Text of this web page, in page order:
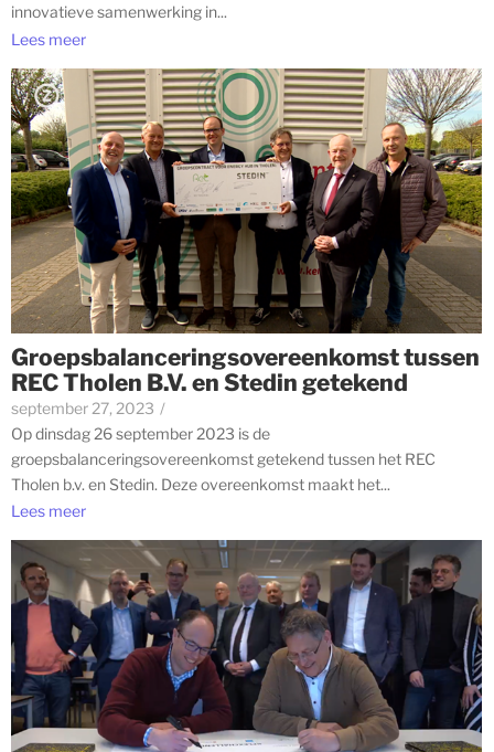
innovatieve samenwerking in...
Lees meer
Groepsbalanceringsovereenkomst tussen
REC Tholen B.V. en Stedin getekend
september 27, 2023 /
Op dinsdag 26 september 2023 is de
groepsbalanceringsovereenkomst getekend tussen het REC
Tholen b.v. en Stedin. Deze overeenkomst maakt het...
Lees meer